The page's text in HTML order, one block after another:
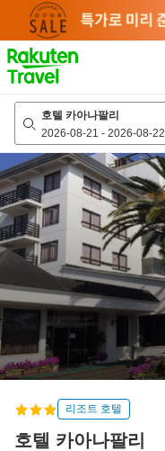
page
호텔 카아나팔리
2026-08-21 - 2026-08-22
리조트 호텔
호텔 카아나팔리